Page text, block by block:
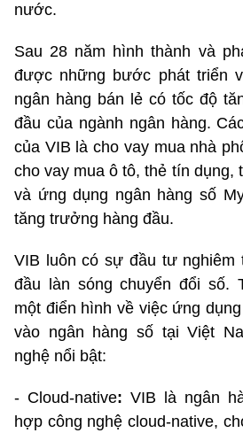
nước.
Sau 28 năm hình thành và
được những bước phát triển
ngân hàng bán lẻ có tốc độ
đầu của ngành ngân hàng.
của VIB là cho vay mua nhà
cho vay mua ô tô, thẻ tín dụng,
và ứng dụng ngân hàng số
tăng trưởng hàng đầu.
VIB luôn có sự đầu tư nghiêm
đầu làn sóng chuyển đổi số.
một điển hình về việc ứng
vào ngân hàng số tại Việt
nghệ nổi bật:
- Cloud-native: VIB là ngân
hợp công nghệ cloud-native,